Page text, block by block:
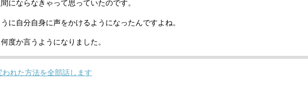
にならなきゃって思っていたのです。
に自分自身に声をかけるようになったんですよね。
度か言うようになりました。
われた方法を全部話します